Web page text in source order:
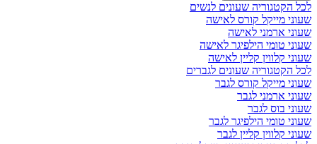
לכל הקטגוריה שעונים לנשים
שעוני מייקל קורס לאישה
שעוני ארמני לאישה
שעוני טומי הילפיגר לאישה
שעוני קלווין קליין לאישה
לכל הקטגוריה שעונים לגברים
שעוני מייקל קורס לגבר
שעוני ארמני לגבר
שעוני בוס לגבר
שעוני טומי הילפיגר לגבר
שעוני קלווין קליין לגבר